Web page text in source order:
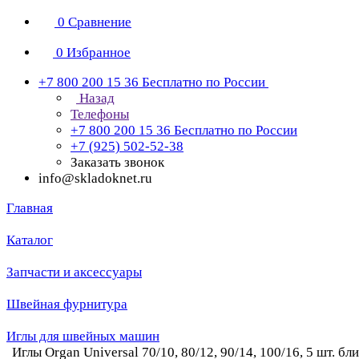
0 Сравнение
0 Избранное
+7 800 200 15 36 Бесплатно по России
Назад
Телефоны
+7 800 200 15 36 Бесплатно по России
+7 (925) 502-52-38
Заказать звонок
info@skladoknet.ru
Главная
Каталог
Запчасти и аксессуары
Швейная фурнитура
Иглы для швейных машин
Иглы Organ Universal 70/10, 80/12, 90/14, 100/16, 5 шт.